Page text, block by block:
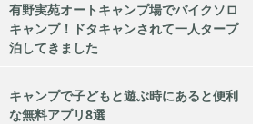
有野実苑オートキャンプ場でバイクソロ
キャンプ！ドタキャンされて一人タープ
泊してきました
キャンプで子どもと遊ぶ時にあると便利
な無料アプリ8選